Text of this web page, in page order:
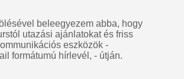
beleegyezem abba, hogy
utazási ajánlatokat és friss
eszközök -
formátumú hírlevél, - útján.